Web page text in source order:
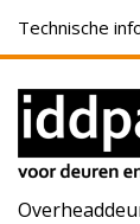
Technische